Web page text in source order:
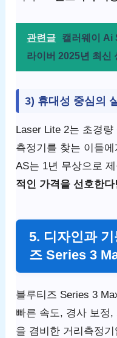
관련글
캘러웨이 Ai
라이버 2025년 최신
3) 휴대성 중심의
Laser Lite 2는 초경
측정기를 찾는 이들
AS는 1년 무상으로
적인 가격을 선호한
5. 디자인과
즈 Series 3
블루티즈 Series 3
빠른 속도, 경사 보정
을 겸비한 거리측정